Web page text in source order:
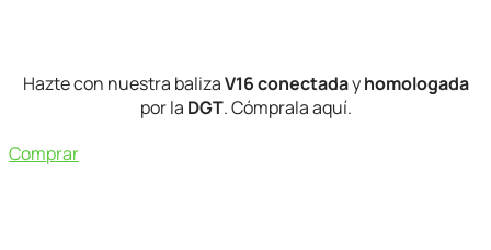
Hazte con nuestra balizaV16conectadayhomologada
por la DGT. Cómprala aquí.
Comprar